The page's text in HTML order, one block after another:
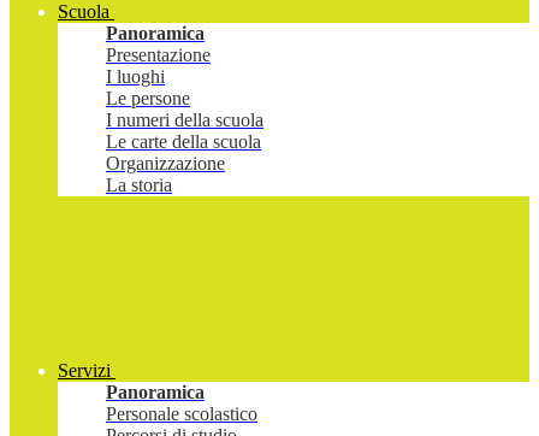
Scuola
Panoramica
Presentazione
I luoghi
Le persone
I numeri della scuola
Le carte della scuola
Organizzazione
La storia
Servizi
Panoramica
Personale scolastico